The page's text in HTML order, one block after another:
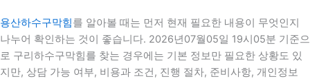
용산하수구막힘를 알아볼 때는 먼저 현재 필요한 내용이 무엇인지
나누어 확인하는 것이 좋습니다. 2026년07월05일 19시05분 기준으
로 구리하수구막힘를 찾는 경우에는 기본 정보만 필요한 상황도 있
지만, 상담 가능 여부, 비용과 조건, 진행 절차, 준비사항, 개인정보